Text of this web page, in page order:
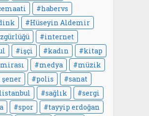
habervs
Hüseyin Aldemir
internet
işçi kadın
kitap
medya
müzik
polis
sanat
sağlık
sergi
spor
tayyip erdoğan